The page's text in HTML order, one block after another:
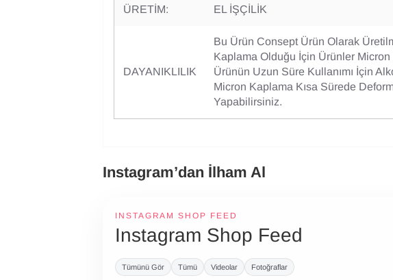
ÜRETİM: EL İŞÇİLİK
DAYANIKLILIK
Bu Ürün Consept Ürün Olarak
Kaplama Olduğu İçin Ürünler Micron
Ürünün Uzun Süre Kullanımı İçin
Micron Kaplama Kısa Sürede
Yapabilirsiniz.
Instagram’dan İlham Al
INSTAGRAM SHOP FEED
Instagram Shop Feed
Tümünü Gör Tümü Videolar Fotoğraflar